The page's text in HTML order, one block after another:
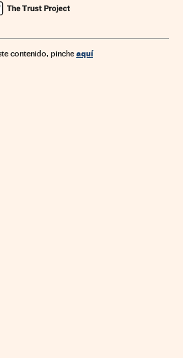
contenido, pinche aquí